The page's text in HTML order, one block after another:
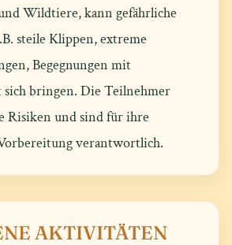
Wildtiere, kann gefährliche
steile Klippen, extreme
Begegnungen mit
bringen. Die Teilnehmer
Risiken und sind für ihre
verantwortlich.
AKTIVITÄTEN